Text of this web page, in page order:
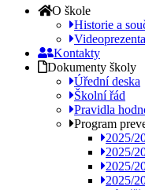
O škole
Historie a
Kontakty
Dokumenty školy
Úřední deska
Školní řád
Pravidla
Program
2025/
2025/
2025/
2025/